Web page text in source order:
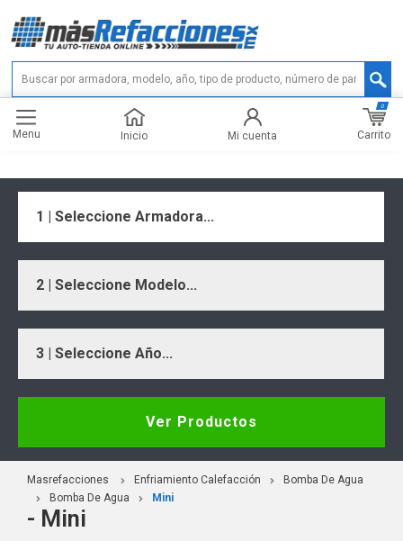
Menu Inicio Mi cuenta Carrito
0
1 | Seleccione Armadora...
2 | Seleccione Modelo...
3 | Seleccione Año...
Ver Productos
Masrefacciones Enfriamiento Calefacción
Bomba De Agua
Bomba De Agua
Mini
- Mini